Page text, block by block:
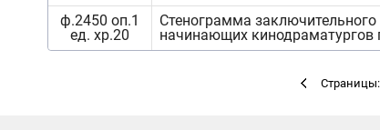
ф.2450 оп.1
ед. хр.20
Стенограмма
начинающих кинодраматургов
Страницы: